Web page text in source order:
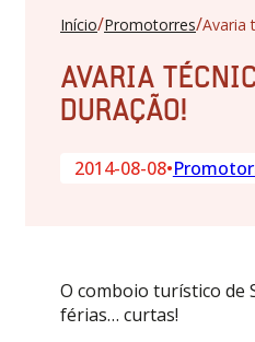
Início/Promotorres/Avaria
AVARIA
DURAÇÃO!
2014-08-08•
O comboio turístico de
férias… curtas!